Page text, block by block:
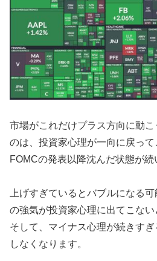
市場がこれだけプラス方向に動
のは、投資家心理が一向に戻っ
FOMCの発表以降沈んだ状態が続
上げすぎているとバブルになる
の強気が投資家心理に出てこない
そして、マイナス心理が続きす
しなくなります。